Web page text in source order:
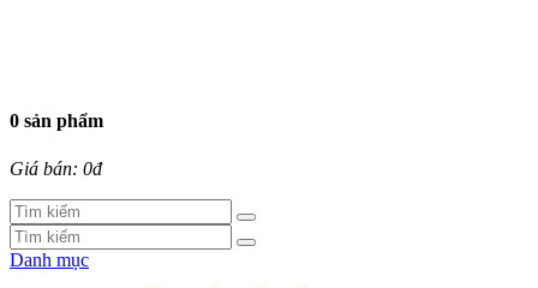
0 sản phẩm
Giá bán: 0đ
Danh mục